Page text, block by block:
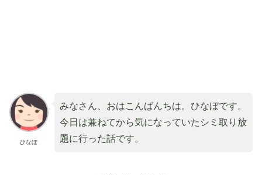
ひなぼ
みなさん、おはこんばんちは。ひなぼです。
今日は兼ねてから気になっていたシミ取り放
題に行った話です。